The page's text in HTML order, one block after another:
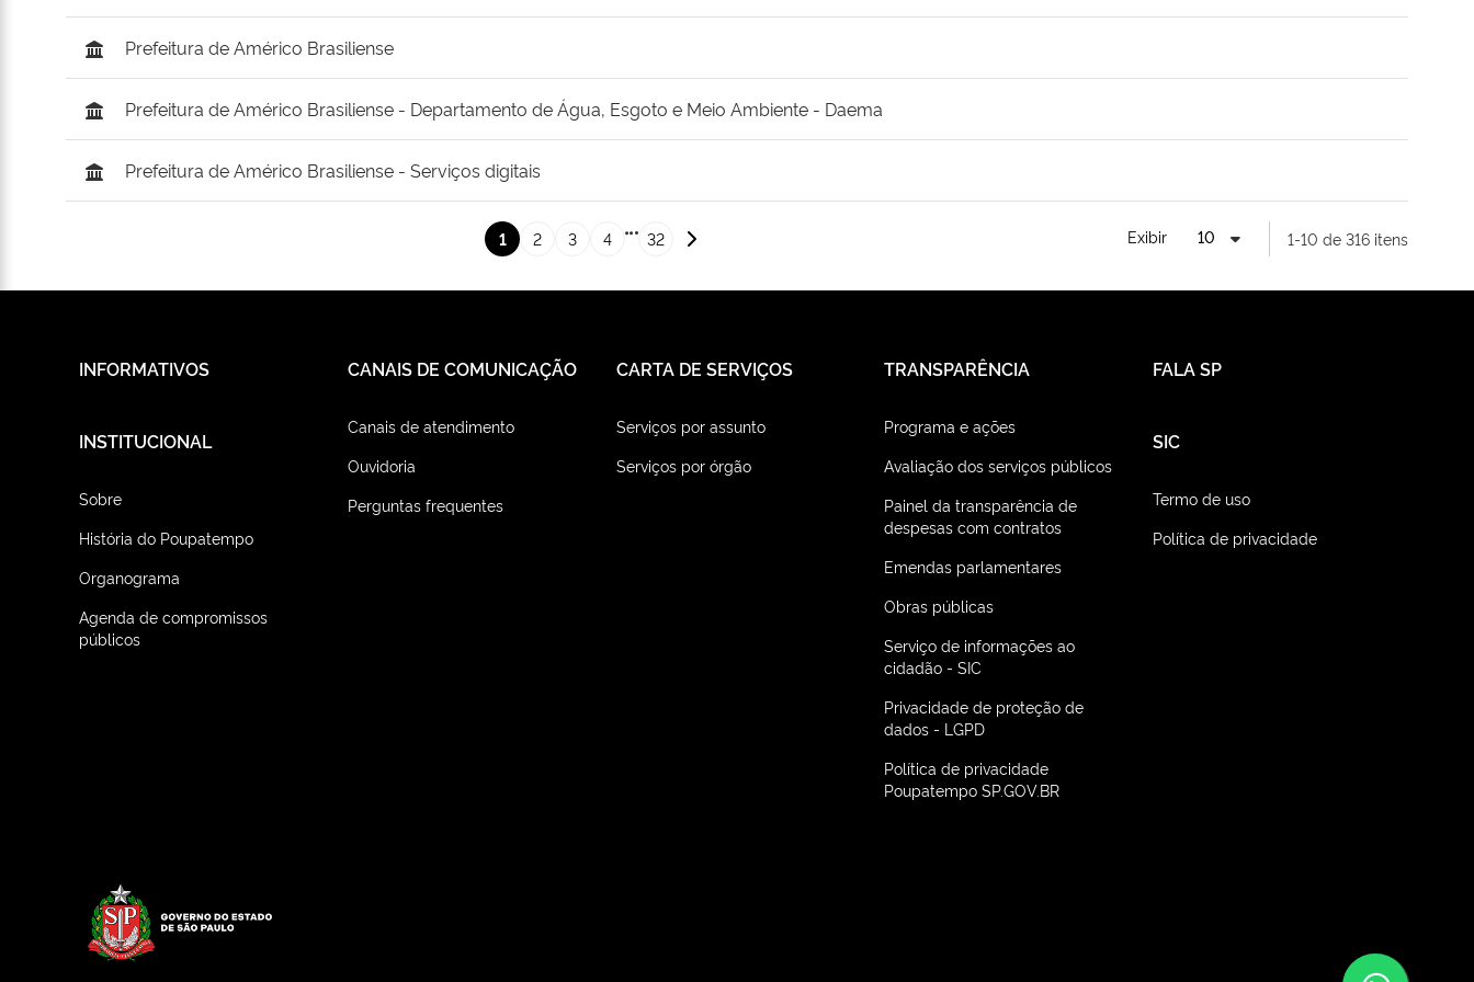
Prefeitura de Américo Brasiliense
Prefeitura de Américo Brasiliense - Departamento de Água, Esgoto e Meio Ambiente - Daema
Prefeitura de Américo Brasiliense - Serviços digitais
1 2 3 4 32 Página 2
Exibir 1-10 de 316 itens
INFORMATIVOS CANAIS DE COMUNICAÇÃO
Canais de atendimento
Ouvidoria
Perguntas frequentes
CARTA DE SERVIÇOS
Serviços por assunto
Serviços por órgão
TRANSPARÊNCIA
Programa e ações
Avaliação dos serviços públicos
Painel da transparência de
despesas com contratos
Emendas parlamentares
Obras públicas
Serviço de informações ao
cidadão - SIC
Privacidade de proteção de
dados - LGPD
Política de privacidade
Poupatempo SP.GOV.BR
FALA SP
INSTITUCIONAL
Sobre
História do Poupatempo
Organograma
Agenda de compromissos
públicos
SIC
Termo de uso
Política de privacidade